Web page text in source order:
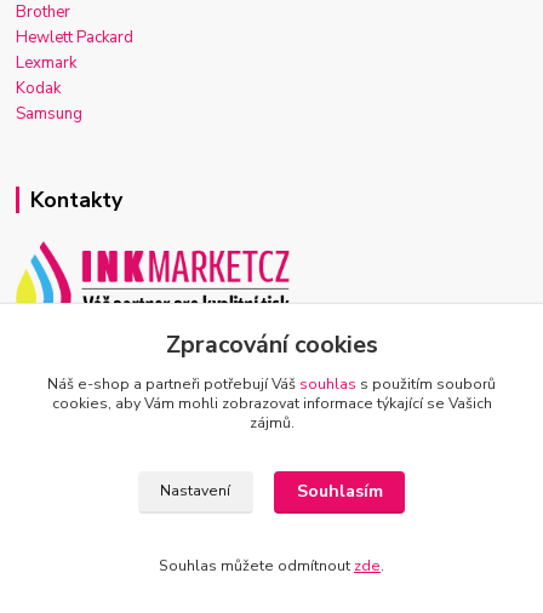
Brother
Hewlett Packard
Lexmark
Kodak
Samsung
Kontakty
Josef Macek
+420 603 921 266
Po-Ne, 7-22h
Zpracování cookies
Náš e-shop a partneři potřebují Váš souhlas s použitím souborů
cookies, aby Vám mohli zobrazovat informace týkající se Vašich
zájmů.
Nastavení Souhlasím
Souhlas můžete odmítnout zde.